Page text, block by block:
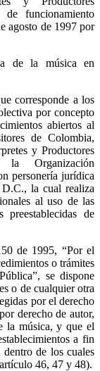
funcionamiento
agosto de 1997 por
de la música en
corresponde a los
por concepto
abiertos al
de Colombia,
y Productores
la Organización
personería jurídica
la cual realiza
al uso de las
de
de 1995, “Por el
o trámites
se dispone
o de cualquier otra
por el derecho
derecho de autor,
la música, y que el
a fin
de los cuales
46, 47 y 48).